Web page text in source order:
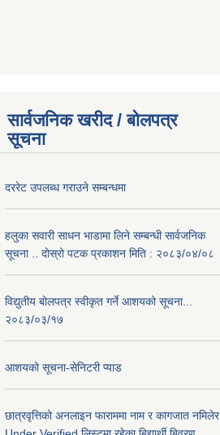
सार्वजनिक खरीद / बोलपत्र
सूचना
दररेट उपलब्ध गराउने सम्बन्धमा
हलुका सवारी साधन भाडामा लिने सम्बन्धी सार्वजनिक
सूचना .. दोस्रो पटक प्रकाशन मिति : २०८३/०४/०८
विद्युतीय बोलपत्र स्वीकृत गर्ने आशयको सूचना...
२०८३/०३/१७
आशयको सूचना-सेनिटरी प्याड
छात्रवृत्तिको अनलाइन फाराममा नाम र कागजात नमिलेर